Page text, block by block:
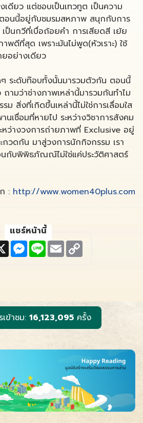
เดียว แต่ชอบเป็นเทวทูต เป็นความ
อนนี้อยู่กับชมรมสหภาพ สนุกกับการ
ป็นกวีที่เบื่อถ้อยคำ การเสียดสี เย้ย
ดีที่สุด เพราะมันไม่พูด(หัวเราะ) ใช้
อย่างเดียว
ระดับท๊อบทั้งนั้นมารวมตัวกัน ตอนนี้
ามว่าช่างภาพเหล่านี้มารวมกันทำไม
ม สิ่งที่เกิดขึ้นเหล่านี้ไม่ใช่การเลื่อมใส
านเชื่อมที่หายไป ระหว่างวิชาการสังคม
ว่างวงการถ่ายภาพที่ Exclusive อยู่
วดกัน มาสู่วงการนักกิจกรรม เรา
นกับพิพิธภัณณ์ไม่ใช่แค่ประวัติศาสตร์
: http://www.women40plus.com
แชร์หน้านี้
X M
e
s
r
L
n
E
m
a
k
ข้าชม: 16,123,095ครั้ง